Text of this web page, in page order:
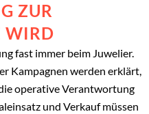
ZUR
fast immer beim Juwelier.
Kampagnen werden erklärt,
operative Verantwortung
und Verkauf müssen